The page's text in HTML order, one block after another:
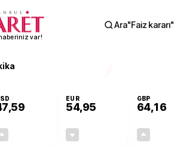
var!
Ara"Faiz kararı"
EUR
54,95
GBP
64,16